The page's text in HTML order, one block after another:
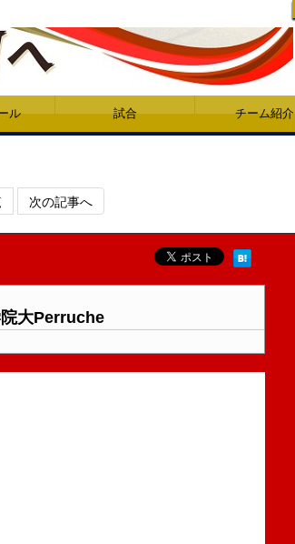
ル 試合 チーム紹介
次の記事へ
院大Perruche